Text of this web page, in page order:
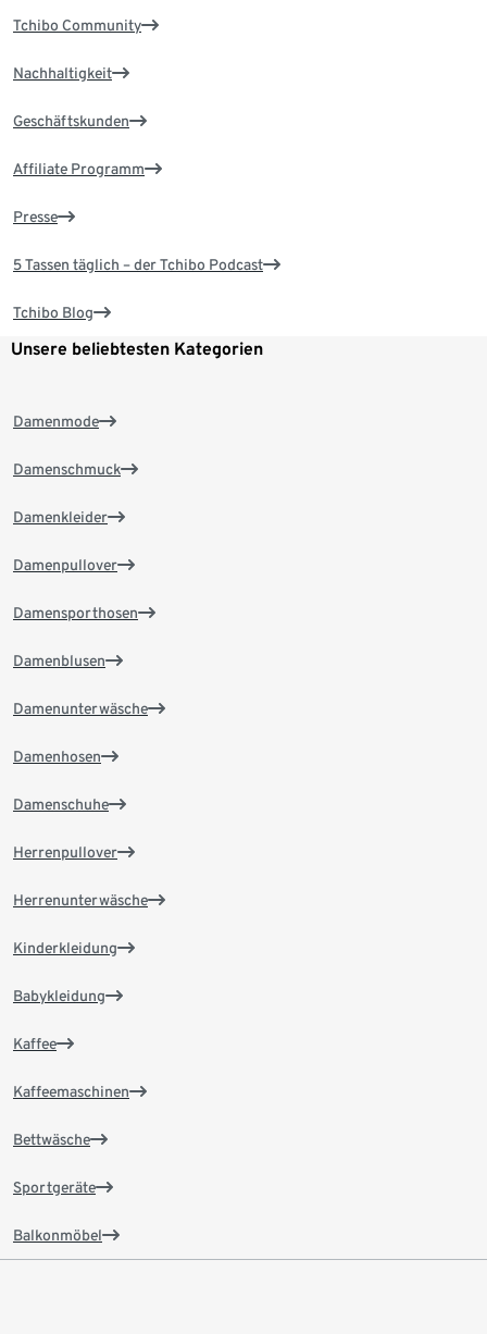
Tchibo Community
Nachhaltigkeit
Geschäftskunden
Affiliate Programm
Presse
5 Tassen täglich – der Tchibo Podcast
Tchibo Blog
Unsere beliebtesten Kategorien
Damenmode
Damenschmuck
Damenkleider
Damenpullover
Damensporthosen
Damenblusen
Damenunterwäsche
Damenhosen
Damenschuhe
Herrenpullover
Herrenunterwäsche
Kinderkleidung
Babykleidung
Kaffee
Kaffeemaschinen
Bettwäsche
Sportgeräte
Balkonmöbel